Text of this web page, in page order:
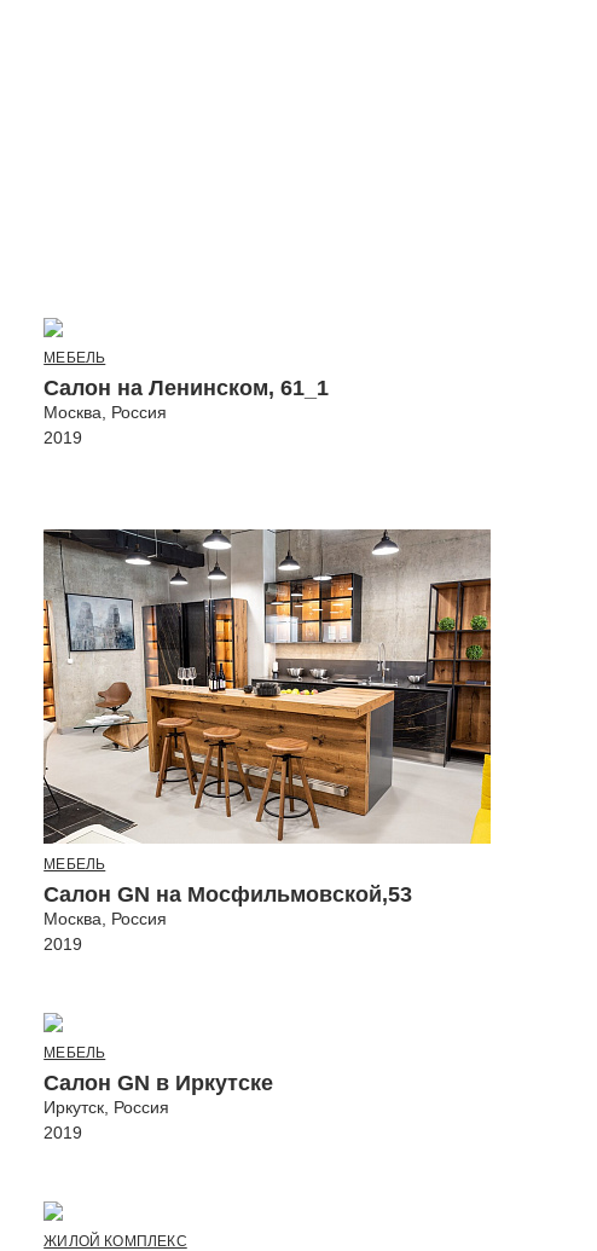
МЕБЕЛЬ
Салон на Ленинском, 61_1
Москва, Россия
2019
МЕБЕЛЬ
Салон GN на Мосфильмовской,53
Москва, Россия
2019
МЕБЕЛЬ
Салон GN в Иркутске
Иркутск, Россия
2019
ЖИЛОЙ КОМПЛЕКС